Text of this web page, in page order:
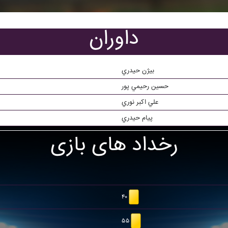
داوران
بيژن حيدري
حسين رحيمي پور
علي اکبر نوري
پيام حيدري
رخداد های بازی
۴۰
۵۵